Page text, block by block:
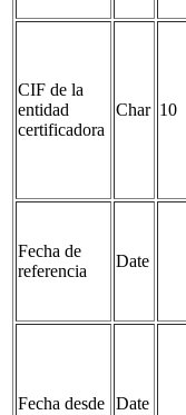
CIF de la
entidad
certificadora
Char 10
Fecha de
referencia
Date
Fecha desde Date